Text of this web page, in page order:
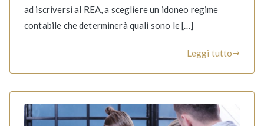
ad iscriversi al REA, a scegliere un idoneo regime
contabile che determinerà quali sono le […]
Leggi tutto